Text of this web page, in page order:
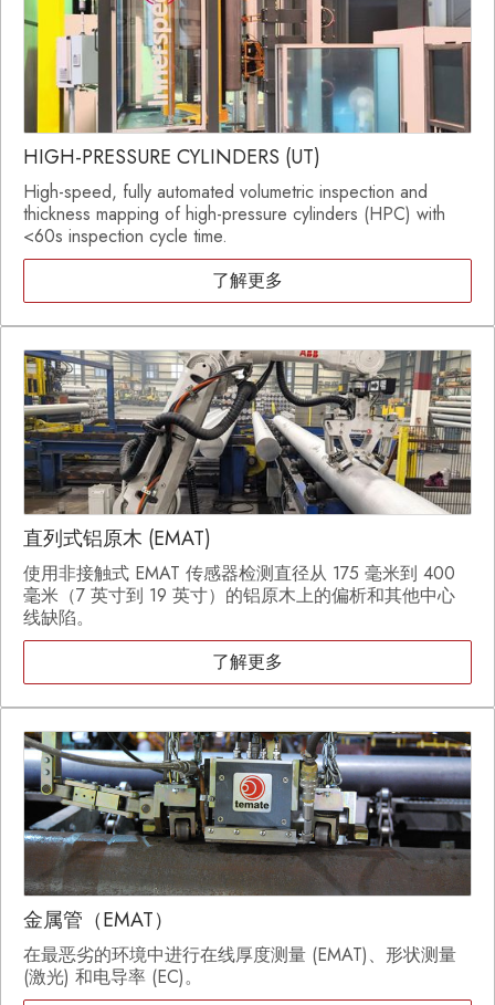
HIGH-PRESSURE CYLINDERS (UT)
High-speed, fully automated volumetric inspection and
thickness mapping of high-pressure cylinders (HPC) with
<60s inspection cycle time.
了解更多
直列式铝原木 (EMAT)
使用非接触式 EMAT 传感器检测直径从 175 毫米到 400
毫米（7 英寸到 19 英寸）的铝原木上的偏析和其他中心
线缺陷。
了解更多
金属管（EMAT）
在最恶劣的环境中进行在线厚度测量 (EMAT)、形状测量
(激光) 和电导率 (EC)。